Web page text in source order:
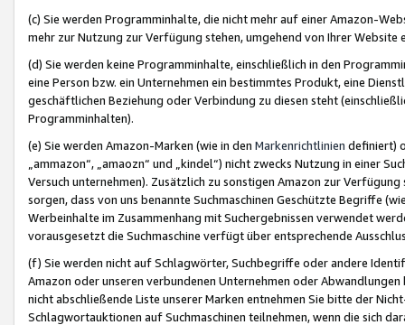
(c) Sie werden Programminhalte, die nicht mehr auf einer Amazon-
mehr zur Nutzung zur Verfügung stehen, umgehend von Ihrer
(d) Sie werden keine Programminhalte, einschließlich in den
eine Person bzw. ein Unternehmen ein bestimmtes Produkt, eine
geschäftlichen Beziehung oder Verbindung zu diesen steht
Programminhalten).
(e) Sie werden Amazon-Marken (wie in den Markenrichtlinien definiert)
„ammazon“, „amaozn“ und „kindel“) nicht zwecks Nutzung in einer
Versuch unternehmen). Zusätzlich zu sonstigen Amazon zur
sorgen, dass von uns benannte Suchmaschinen Geschützte Begriffe
Werbeinhalte im Zusammenhang mit Suchergebnissen verwendet
vorausgesetzt die Suchmaschine verfügt über entsprechende
(f) Sie werden nicht auf Schlagwörter, Suchbegriffe oder andere
Amazon oder unseren verbundenen Unternehmen oder
nicht abschließende Liste unserer Marken entnehmen Sie bitte der
Schlagwortauktionen auf Suchmaschinen teilnehmen, wenn die sich